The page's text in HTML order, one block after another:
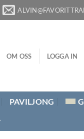
OM OSS LOGGA IN
PAVILJONG